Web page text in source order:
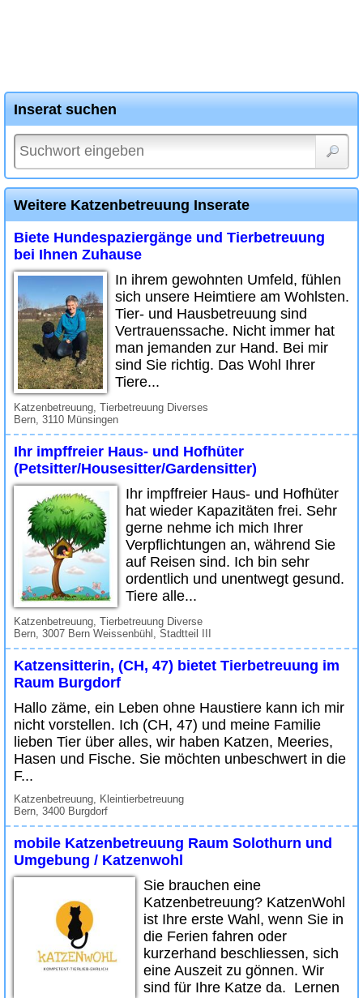
Inserat suchen
Weitere Katzenbetreuung Inserate
Biete Hundespaziergänge und Tierbetreuung
bei Ihnen Zuhause
In ihrem gewohnten Umfeld, fühlen
sich unsere Heimtiere am Wohlsten.
Tier- und Hausbetreuung sind
Vertrauenssache. Nicht immer hat
man jemanden zur Hand. Bei mir
sind Sie richtig. Das Wohl Ihrer
Tiere...
Katzenbetreuung, Tierbetreuung Diverses
Bern, 3110 Münsingen
Ihr impffreier Haus- und Hofhüter
(Petsitter/Housesitter/Gardensitter)
Ihr impffreier Haus- und Hofhüter
hat wieder Kapazitäten frei. Sehr
gerne nehme ich mich Ihrer
Verpflichtungen an, während Sie
auf Reisen sind. Ich bin sehr
ordentlich und unentwegt gesund.
Tiere alle...
Katzenbetreuung, Tierbetreuung Diverse
Bern, 3007 Bern Weissenbühl, Stadtteil III
Katzensitterin, (CH, 47) bietet Tierbetreuung im
Raum Burgdorf
Hallo zäme, ein Leben ohne Haustiere kann ich mir
nicht vorstellen. Ich (CH, 47) und meine Familie
lieben Tier über alles, wir haben Katzen, Meeries,
Hasen und Fische. Sie möchten unbeschwert in die
F...
Katzenbetreuung, Kleintierbetreuung
Bern, 3400 Burgdorf
mobile Katzenbetreuung Raum Solothurn und
Umgebung / Katzenwohl
Sie brauchen eine
Katzenbetreuung? KatzenWohl
ist Ihre erste Wahl, wenn Sie in
die Ferien fahren oder
kurzerhand beschliessen, sich
eine Auszeit zu gönnen. Wir
sind für Ihre Katze da. Lernen